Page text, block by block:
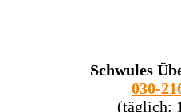
Schwules
030-
(täglich: